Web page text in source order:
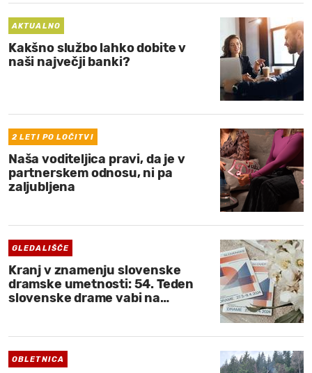
AKTUALNO
Kakšno službo lahko dobite v
naši največji banki?
2 LETI PO LOČITVI
Naša voditeljica pravi, da je v
partnerskem odnosu, ni pa
zaljubljena
GLEDALIŠČE
Kranj v znamenju slovenske
dramske umetnosti: 54. Teden
slovenske drame vabi na…
OBLETNICA